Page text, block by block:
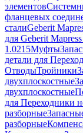
элементов
фланцевых
сталиGeberit
для Geberit
1.0215Муфты
детали для
ОтводыТройники
двухплоскостные
двухплоскостные
для Переходники
разборные
разборные